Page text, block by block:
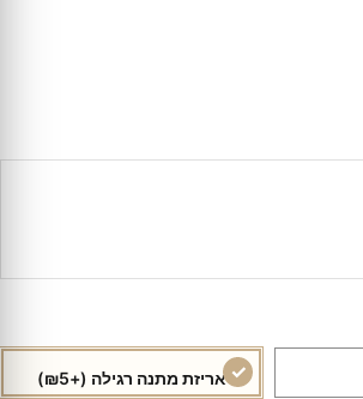
אריזת מתנה רגילה (+₪5)